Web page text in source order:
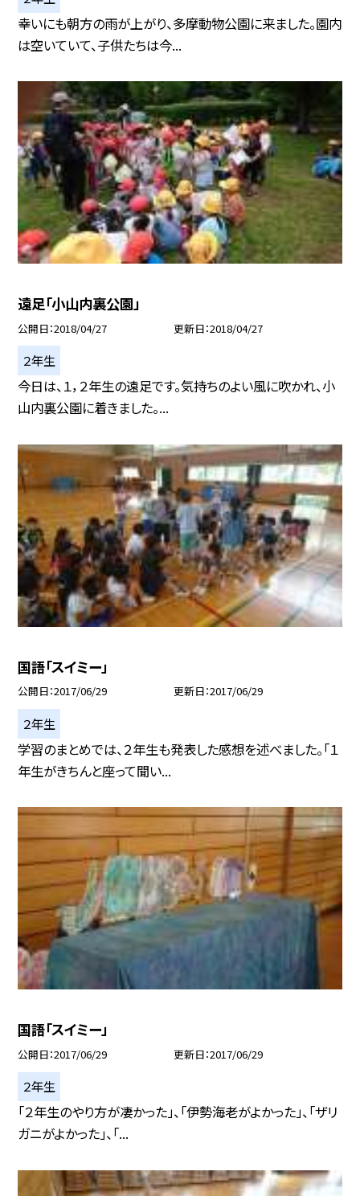
幸いにも朝方の雨が上がり、多摩動物公園に来ました。園内
は空いていて、子供たちは今...
遠足「小山内裏公園」
公開日 2018/04/27 更新日 2018/04/27
２年生
今日は、１，２年生の遠足です。気持ちのよい風に吹かれ、小
山内裏公園に着きました。...
国語「スイミー」
公開日 2017/06/29 更新日 2017/06/29
２年生
学習のまとめでは、２年生も発表した感想を述べました。「１
年生がきちんと座って聞い...
国語「スイミー」
公開日 2017/06/29 更新日 2017/06/29
２年生
「２年生のやり方が凄かった」、「伊勢海老がよかった」、「ザリ
ガニがよかった」、「...